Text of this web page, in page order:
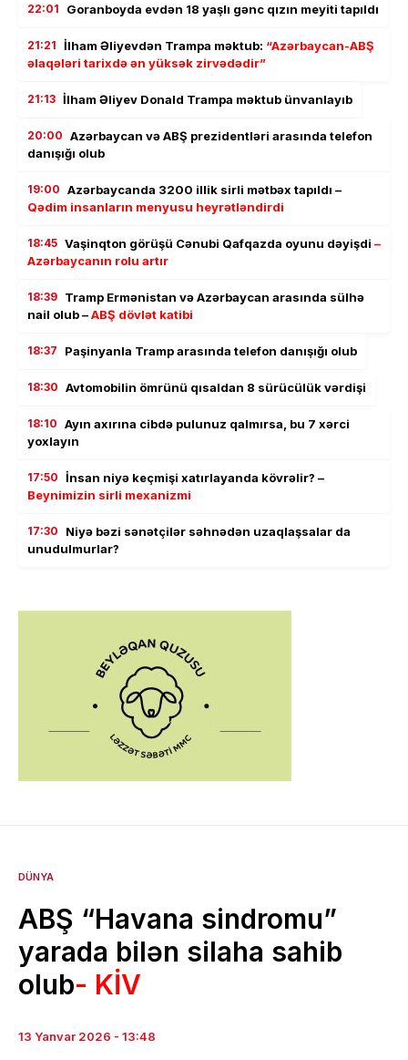
22:01 Goranboyda evdən 18 yaşlı gənc qızın meyiti tapıldı
21:21 İlham Əliyevdən Trampa məktub: “Azərbaycan-ABŞ
əlaqələri tarixdə ən yüksək zirvədədir”
21:13 İlham Əliyev Donald Trampa məktub ünvanlayıb
20:00 Azərbaycan və ABŞ prezidentləri arasında telefon
danışığı olub
19:00 Azərbaycanda 3200 illik sirli mətbəx tapıldı –
Qədim insanların menyusu heyrətləndirdi
18:45 Vaşinqton görüşü Cənubi Qafqazda oyunu dəyişdi –
Azərbaycanın rolu artır
18:39 Tramp Ermənistan və Azərbaycan arasında sülhə
nail olub –ABŞ dövlət katibi
18:37 Paşinyanla Tramp arasında telefon danışığı olub
18:30 Avtomobilin ömrünü qısaldan 8 sürücülük vərdişi
18:10 Ayın axırına cibdə pulunuz qalmırsa, bu 7 xərci
yoxlayın
17:50 İnsan niyə keçmişi xatırlayanda kövrəlir? –
Beynimizin sirli mexanizmi
17:30
Niyə bəzi sənətçilər səhnədən uzaqlaşsalar da
unudulmurlar?
DÜNYA
ABŞ “Havana sindromu”
yarada bilən silaha sahib
olub- KİV
13 Yanvar 2026 - 13:48